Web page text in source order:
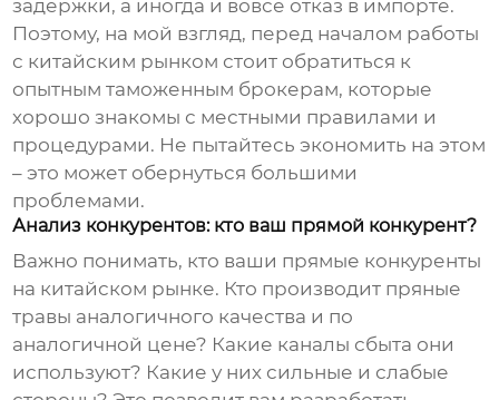
задержки, а иногда и вовсе отказ в импорте.
Поэтому, на мой взгляд, перед началом работы
с китайским рынком стоит обратиться к
опытным таможенным брокерам, которые
хорошо знакомы с местными правилами и
процедурами. Не пытайтесь экономить на этом
– это может обернуться большими
проблемами.
Анализ конкурентов: кто ваш прямой конкурент?
Важно понимать, кто ваши прямые конкуренты
на китайском рынке. Кто производит пряные
травы аналогичного качества и по
аналогичной цене? Какие каналы сбыта они
используют? Какие у них сильные и слабые